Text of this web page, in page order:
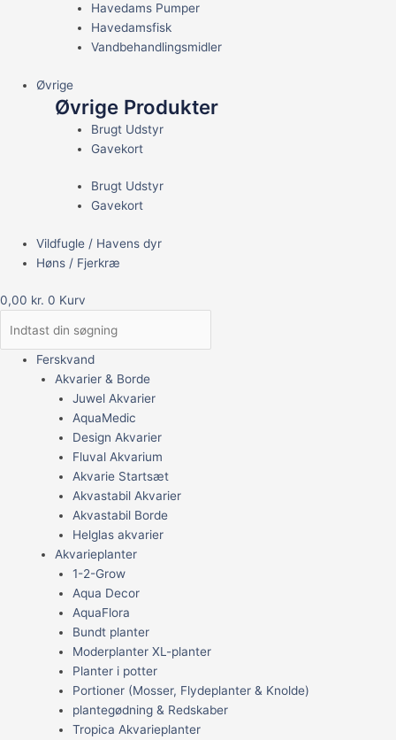
Havedams Pumper
Havedamsfisk
Vandbehandlingsmidler
Øvrige
Øvrige Produkter
Brugt Udstyr
Gavekort
Brugt Udstyr
Gavekort
Vildfugle / Havens dyr
Høns / Fjerkræ
0,00 kr. 0 Kurv
Ferskvand
Akvarier & Borde
Juwel Akvarier
AquaMedic
Design Akvarier
Fluval Akvarium
Akvarie Startsæt
Akvastabil Akvarier
Akvastabil Borde
Helglas akvarier
Akvarieplanter
1-2-Grow
Aqua Decor
AquaFlora
Bundt planter
Moderplanter XL-planter
Planter i potter
Portioner (Mosser, Flydeplanter & Knolde)
plantegødning & Redskaber
Tropica Akvarieplanter